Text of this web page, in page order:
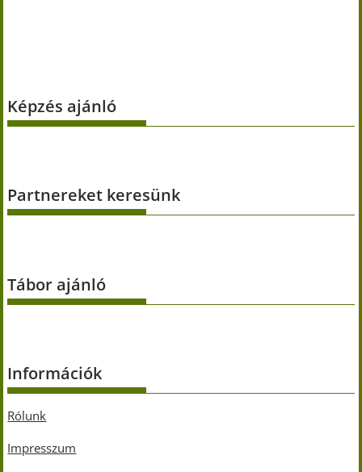
Képzés ajánló
Partnereket keresünk
Tábor ajánló
Információk
Rólunk
Impresszum